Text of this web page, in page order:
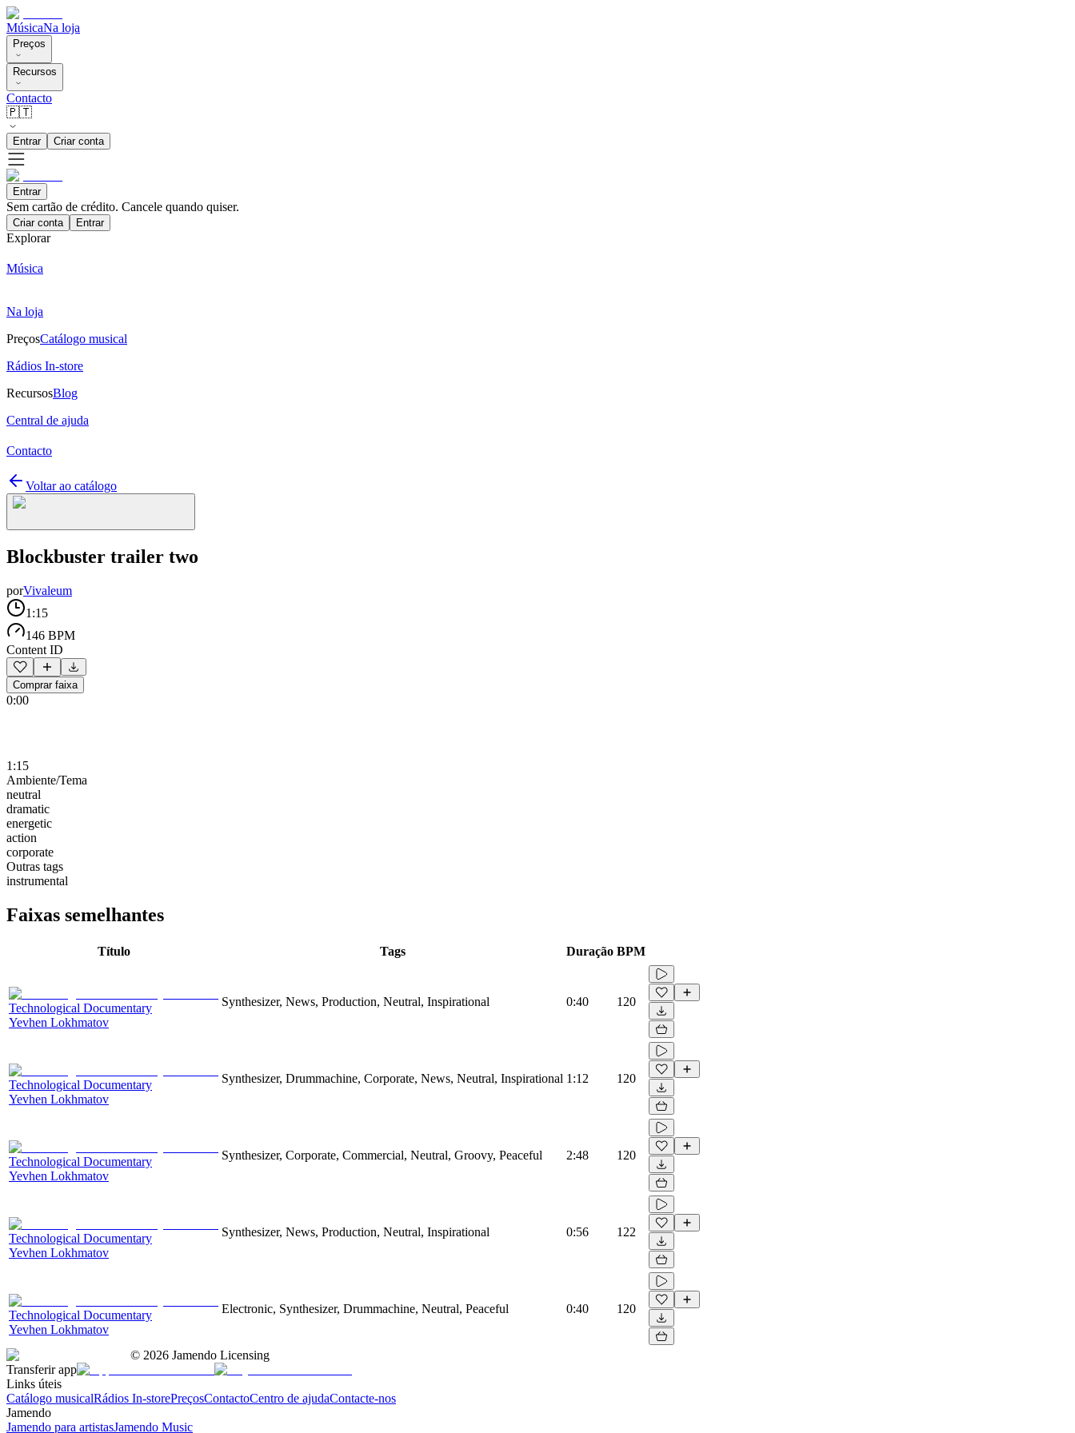
MúsicaNa loja
Preços
Recursos
Contacto
🇵🇹
Entrar Criar conta
Entrar
Sem cartão de crédito. Cancele quando quiser.
Criar conta Entrar
Explorar
Música
Na loja
PreçosCatálogo musical
Rádios In-store
RecursosBlog
Central de ajuda
Contacto
Voltar ao catálogo
Blockbuster trailer two
porVivaleum
1:15
146 BPM
Content ID
Comprar faixa
0:00
1:15
Ambiente/Tema
neutral
dramatic
energetic
action
corporate
Outras tags
instrumental
Faixas semelhantes
Título Tags Duração BPM
Technological Documentary
Yevhen Lokhmatov
Synthesizer, News, Production, Neutral, Inspirational 0:40 120
Technological Documentary
Yevhen Lokhmatov
Synthesizer, Drummachine, Corporate, News, Neutral, Inspirational 1:12 120
Technological Documentary
Yevhen Lokhmatov
Synthesizer, Corporate, Commercial, Neutral, Groovy, Peaceful 2:48 120
Technological Documentary
Yevhen Lokhmatov
Synthesizer, News, Production, Neutral, Inspirational 0:56 122
Technological Documentary
Yevhen Lokhmatov
Electronic, Synthesizer, Drummachine, Neutral, Peaceful 0:40 120
© 2026 Jamendo Licensing
Transferir app
Links úteis
Catálogo musicalRádios In-storePreçosContactoCentro de ajudaContacte-nos
Jamendo
Jamendo para artistasJamendo Music